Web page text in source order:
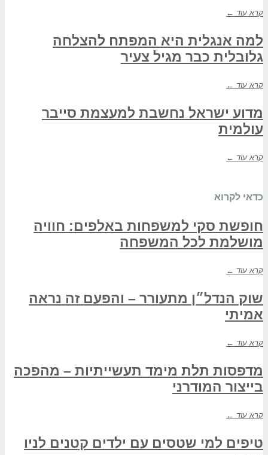
קרא עוד ←
למה אנגלית היא המפתח להצלחה
גלובלית כבר מגיל צעיר
קרא עוד ←
מדוע ישראל נחשבת למעצמת סייבר
עולמית
קרא עוד ←
כדאי לקרוא
חופשת סקי למשפחות באלפים: חוויה
מושלמת לכל המשפחה
קרא עוד ←
שוק הנדל״ן מתעורר – והפעם זה נראה
אמיתי
קרא עוד ←
מדפסות תלת מימד תעשייתיות – מהפכה
בייצור המודרני
קרא עוד ←
טיפים למי שטסים עם ילדים קטנים לניו